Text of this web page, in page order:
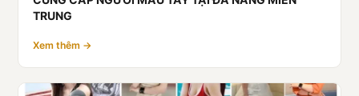
TRUNG
Xem thêm →